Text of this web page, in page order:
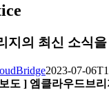
지의 최신 소식
2023-07-
도 ] 엠클라우드브